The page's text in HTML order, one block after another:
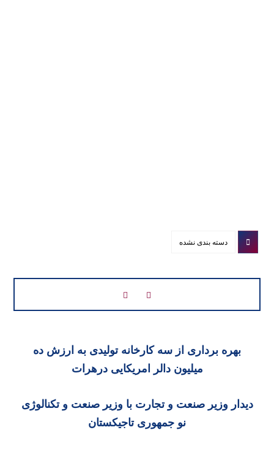
دسته بندی نشده
بهره برداری از سه کارخانه تولیدی به ارزش ده
میلیون دالر امریکایی درهرات
دیدار وزیر صنعت و تجارت با وزیر صنعت و تکنالوژی
نو جمهوری تاجیکستان